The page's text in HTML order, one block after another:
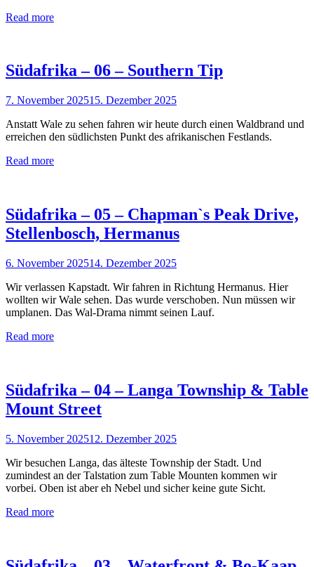
Read more
Südafrika – 06 – Southern Tip
7. November 202515. Dezember 2025
Anstatt Wale zu sehen fahren wir heute durch einen Waldbrand und
erreichen den südlichsten Punkt des afrikanischen Festlands.
Read more
Südafrika – 05 – Chapman`s Peak Drive,
Stellenbosch, Hermanus
6. November 202514. Dezember 2025
Wir verlassen Kapstadt. Wir fahren in Richtung Hermanus. Hier
wollten wir Wale sehen. Das wurde verschoben. Nun müssen wir
umplanen. Das Wal-Drama nimmt seinen Lauf.
Read more
Südafrika – 04 – Langa Township & Table
Mount Street
5. November 202512. Dezember 2025
Wir besuchen Langa, das älteste Township der Stadt. Und
zumindest an der Talstation zum Table Mounten kommen wir
vorbei. Oben ist aber eh Nebel und sicher keine gute Sicht.
Read more